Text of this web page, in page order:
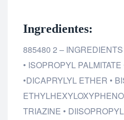
Ingredientes:
885480 2 –
• ISOPROPYL
•DICAPRYLYL ETHER •
TRIAZINE •